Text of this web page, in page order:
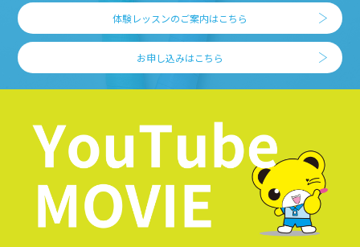
体験レッスンのご案内はこちら
お申し込みはこちら